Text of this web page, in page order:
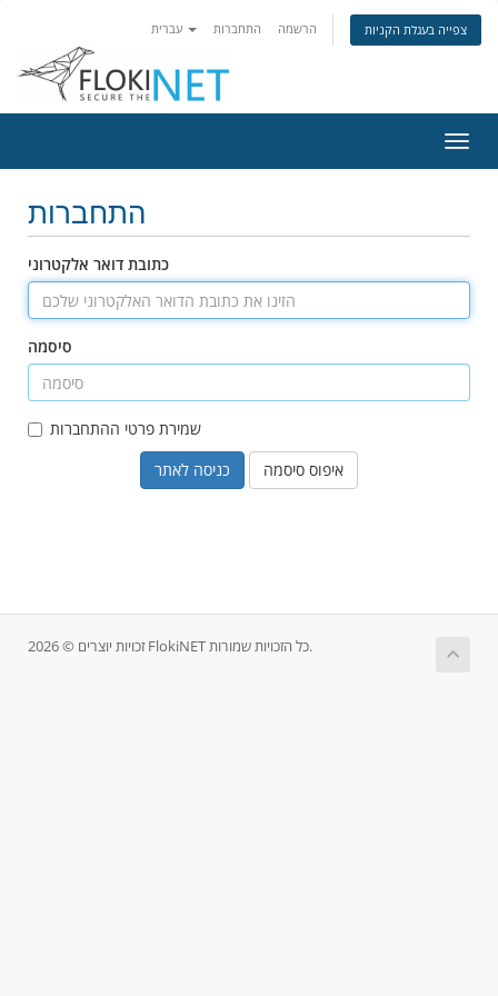
התחברות הרשמה צפייה בעגלת הקניות
ניווט
התחברות
כתובת דואר אלקטרוני
סיסמה
שמירת פרטי ההתחברות
איפוס סיסמה
זכויות יוצרים © 2026 FlokiNET כל הזכויות שמורות.